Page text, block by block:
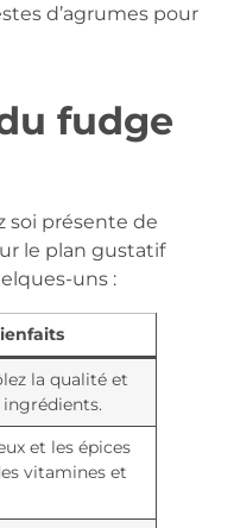
d’agrumes pour
fudge
soi présente de
le plan gustatif
uns :
la qualité et
ingrédients.
et les épices
vitamines et